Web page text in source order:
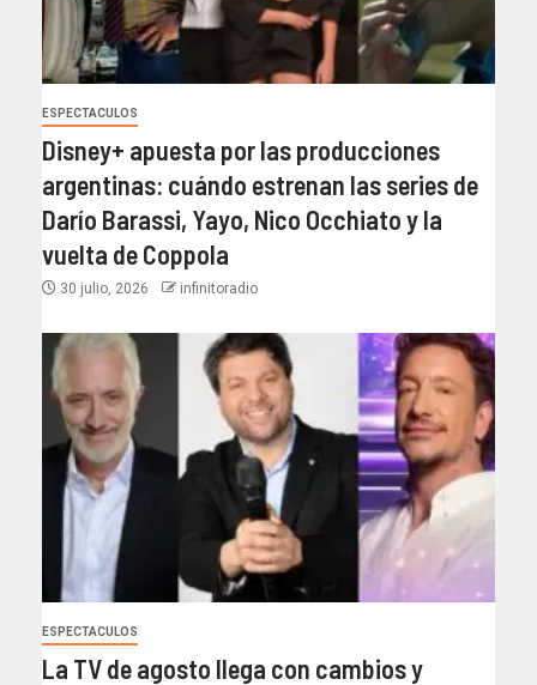
ESPECTACULOS
Disney+ apuesta por las producciones
argentinas: cuándo estrenan las series de
Darío Barassi, Yayo, Nico Occhiato y la
vuelta de Coppola
30 julio, 2026 infinitoradio
ESPECTACULOS
La TV de agosto llega con cambios y